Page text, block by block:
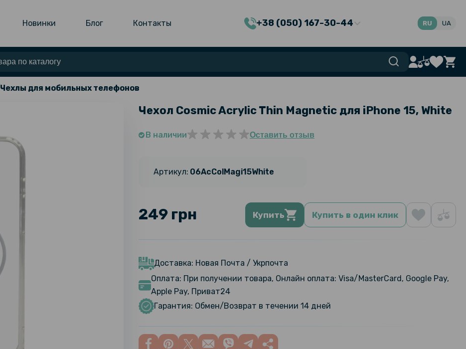
Новинки Блог Контакты +38 (050) 167-30-44 RU UA
Чехлы для мобильных телефонов
Чехол Cosmic Acrylic Thin Magnetic для iPhone 15, White
В наличии Оставить отзыв
Артикул: 06AcColMagi15White
249 грн Купить Купить в один клик
Доставка: Новая Почта / Укрпочта
Оплата: При получении товара, Онлайн оплата: Visa/MasterCard, Google Pay,
Apple Pay, Приват24
Гарантия: Обмен/Возврат в течении 14 дней